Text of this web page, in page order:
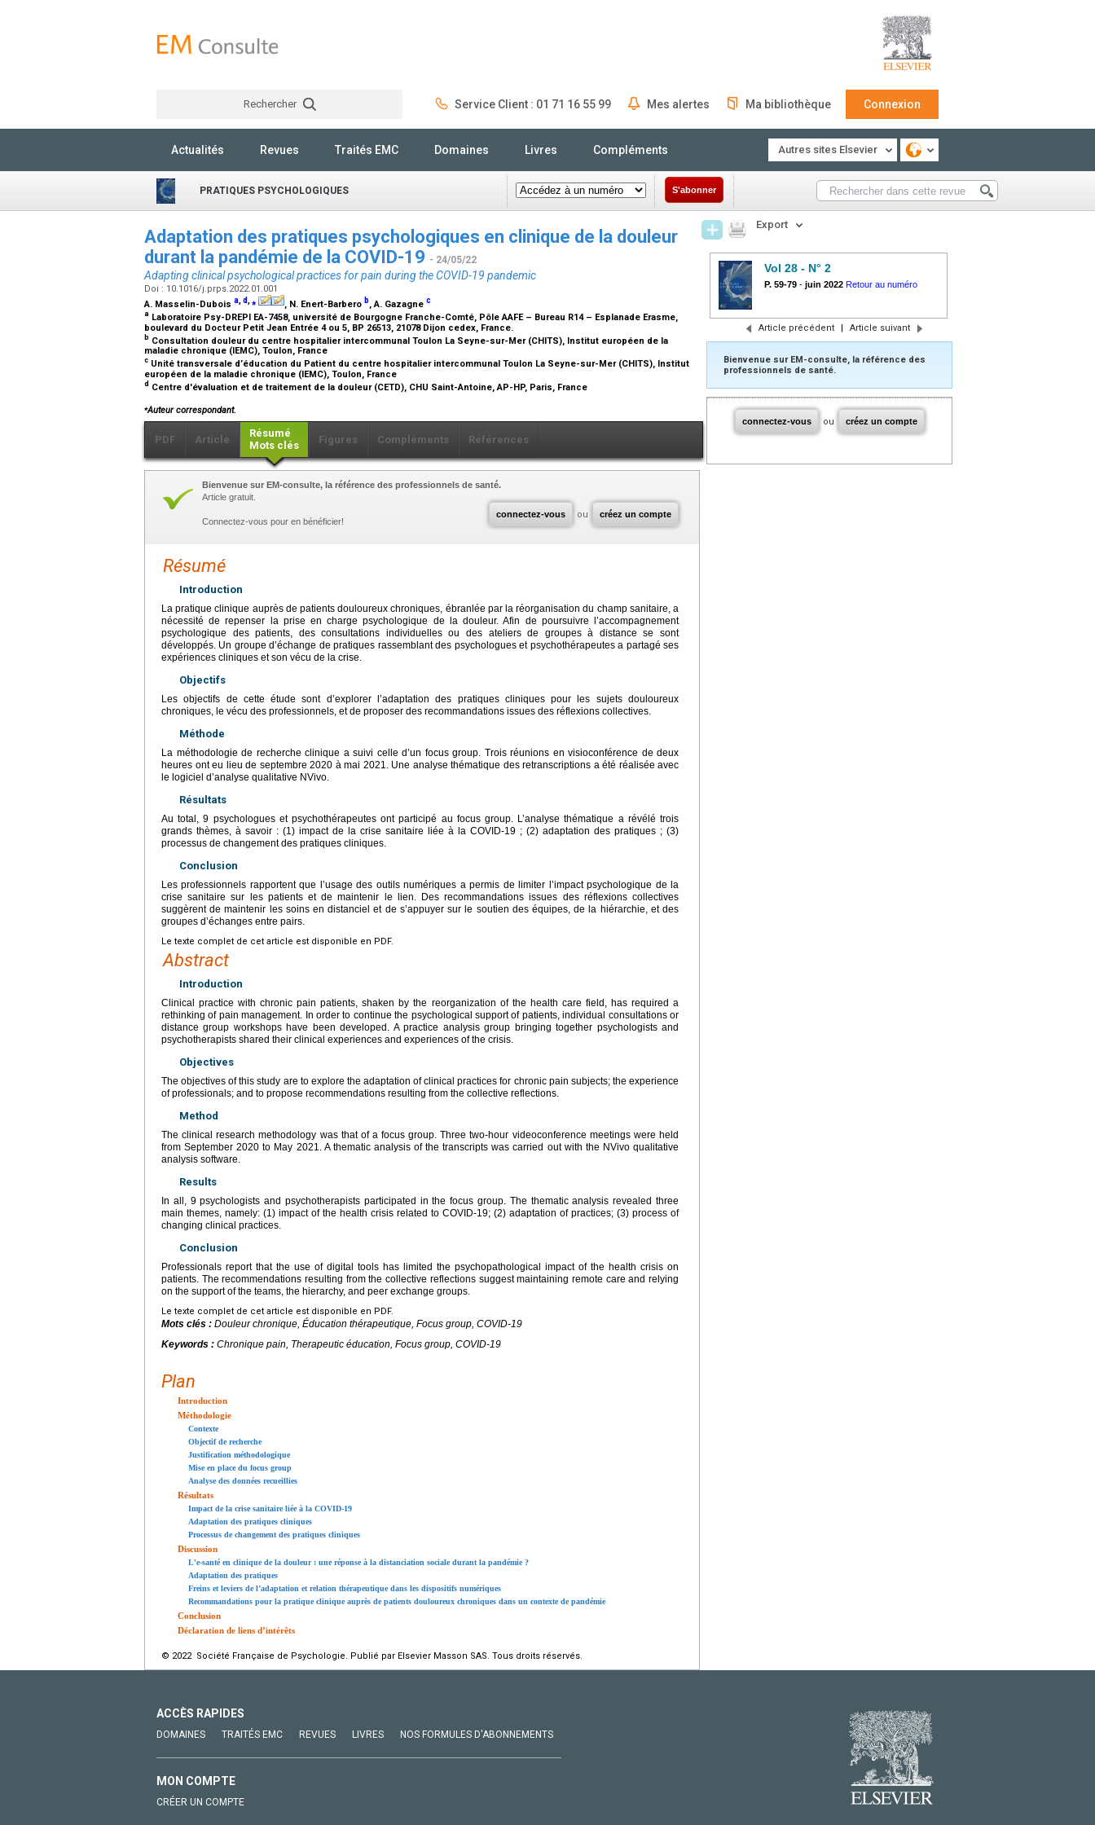
Rechercher Service Client : 01 71 16 55 99 Mes alertes Ma bibliothèque Connexion
Actualités Revues Traités EMC Domaines Livres Compléments Autres sites Elsevier
PRATIQUES PSYCHOLOGIQUES S'abonner
Adaptation des pratiques psychologiques en clinique de la douleur
durant la pandémie de la COVID-19 - 24/05/22
Adapting clinical psychological practices for pain during the COVID-19 pandemic
Doi : 10.1016/j.prps.2022.01.001
A. Masselin-Dubois a,d,⁎ , N. Enert-Barbero b, A. Gazagne c
a Laboratoire Psy-DREPI EA-7458, université de Bourgogne Franche-Comté, Pôle AAFE – Bureau R14 – Esplanade Erasme,
boulevard du Docteur Petit Jean Entrée 4 ou 5, BP 26513, 21078 Dijon cedex, France.
b Consultation douleur du centre hospitalier intercommunal Toulon La Seyne-sur-Mer (CHITS), Institut européen de la
maladie chronique (IEMC), Toulon, France
c Unité transversale d’éducation du Patient du centre hospitalier intercommunal Toulon La Seyne-sur-Mer (CHITS), Institut
européen de la maladie chronique (IEMC), Toulon, France
d Centre d'évaluation et de traitement de la douleur (CETD), CHU Saint-Antoine, AP-HP, Paris, France
⁎Auteur correspondant.
PDF Article
Résumé
Mots clés
Figures Compléments Références
connectez-vous ou créez un compte
Bienvenue sur EM-consulte, la référence des professionnels de santé.
Article gratuit.
Connectez-vous pour en bénéficier!
Résumé
Introduction
La pratique clinique auprès de patients douloureux chroniques, ébranlée par la réorganisation du champ sanitaire, a
nécessité de repenser la prise en charge psychologique de la douleur. Afin de poursuivre l’accompagnement
psychologique des patients, des consultations individuelles ou des ateliers de groupes à distance se sont
développés. Un groupe d’échange de pratiques rassemblant des psychologues et psychothérapeutes a partagé ses
expériences cliniques et son vécu de la crise.
Objectifs
Les objectifs de cette étude sont d’explorer l’adaptation des pratiques cliniques pour les sujets douloureux
chroniques, le vécu des professionnels, et de proposer des recommandations issues des réflexions collectives.
Méthode
La méthodologie de recherche clinique a suivi celle d’un focus group. Trois réunions en visioconférence de deux
heures ont eu lieu de septembre 2020 à mai 2021. Une analyse thématique des retranscriptions a été réalisée avec
le logiciel d’analyse qualitative NVivo.
Résultats
Au total, 9 psychologues et psychothérapeutes ont participé au focus group. L’analyse thématique a révélé trois
grands thèmes, à savoir : (1) impact de la crise sanitaire liée à la COVID-19 ; (2) adaptation des pratiques ; (3)
processus de changement des pratiques cliniques.
Conclusion
Les professionnels rapportent que l’usage des outils numériques a permis de limiter l’impact psychologique de la
crise sanitaire sur les patients et de maintenir le lien. Des recommandations issues des réflexions collectives
suggèrent de maintenir les soins en distanciel et de s’appuyer sur le soutien des équipes, de la hiérarchie, et des
groupes d’échanges entre pairs.
Le texte complet de cet article est disponible en PDF.
Abstract
Introduction
Clinical practice with chronic pain patients, shaken by the reorganization of the health care field, has required a
rethinking of pain management. In order to continue the psychological support of patients, individual consultations or
distance group workshops have been developed. A practice analysis group bringing together psychologists and
psychotherapists shared their clinical experiences and experiences of the crisis.
Objectives
The objectives of this study are to explore the adaptation of clinical practices for chronic pain subjects; the experience
of professionals; and to propose recommendations resulting from the collective reflections.
Method
The clinical research methodology was that of a focus group. Three two-hour videoconference meetings were held
from September 2020 to May 2021. A thematic analysis of the transcripts was carried out with the NVivo qualitative
analysis software.
Results
In all, 9 psychologists and psychotherapists participated in the focus group. The thematic analysis revealed three
main themes, namely: (1) impact of the health crisis related to COVID-19; (2) adaptation of practices; (3) process of
changing clinical practices.
Conclusion
Professionals report that the use of digital tools has limited the psychopathological impact of the health crisis on
patients. The recommendations resulting from the collective reflections suggest maintaining remote care and relying
on the support of the teams, the hierarchy, and peer exchange groups.
Le texte complet de cet article est disponible en PDF.
Mots clés : Douleur chronique, Éducation thérapeutique, Focus group, COVID-19
Keywords : Chronique pain, Therapeutic éducation, Focus group, COVID-19
Plan
Introduction
Méthodologie
Contexte
Objectif de recherche
Justification méthodologique
Mise en place du focus group
Analyse des données recueillies
Résultats
Impact de la crise sanitaire liée à la COVID-19
Adaptation des pratiques cliniques
Processus de changement des pratiques cliniques
Discussion
L'e-santé en clinique de la douleur : une réponse à la distanciation sociale durant la pandémie ?
Adaptation des pratiques
Freins et leviers de l’adaptation et relation thérapeutique dans les dispositifs numériques
Recommandations pour la pratique clinique auprès de patients douloureux chroniques dans un contexte de pandémie
Conclusion
Déclaration de liens d’intérêts
© 2022 Société Française de Psychologie. Publié par Elsevier Masson SAS. Tous droits réservés.
Export
Vol 28 - N° 2
P. 59-79 - juin 2022 Retour au numéro
Article précédent | Article suivant
Bienvenue sur EM-consulte, la référence des
professionnels de santé.
connectez-vous ou créez un compte
ACCÈS RAPIDES
DOMAINES TRAITÉS EMC REVUES LIVRES NOS FORMULES D'ABONNEMENTS
MON COMPTE
CRÉER UN COMPTE